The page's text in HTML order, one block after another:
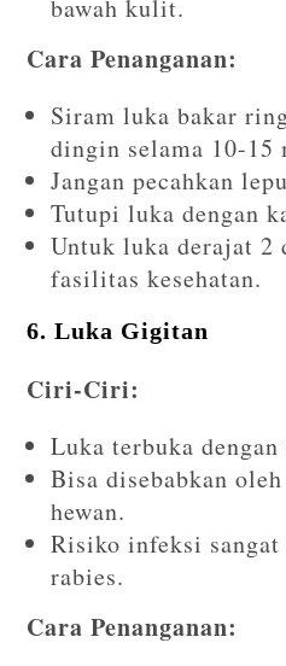
bawah kulit.
Cara Penanganan:
Siram luka bakar
dingin selama 10-15
Jangan pecahkan
Tutupi luka dengan
Untuk luka derajat 2
fasilitas kesehatan.
6. Luka Gigitan
Ciri-Ciri:
Luka terbuka
Bisa disebabkan
hewan.
Risiko infeksi
rabies.
Cara Penanganan: